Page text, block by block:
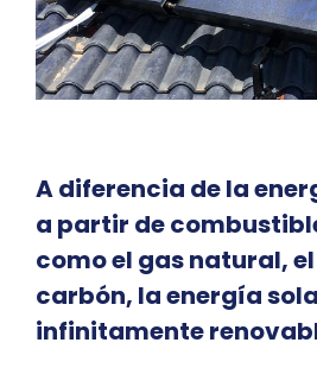
A diferencia de la
a partir de
como el gas natural,
carbón, la energía
infinitamente